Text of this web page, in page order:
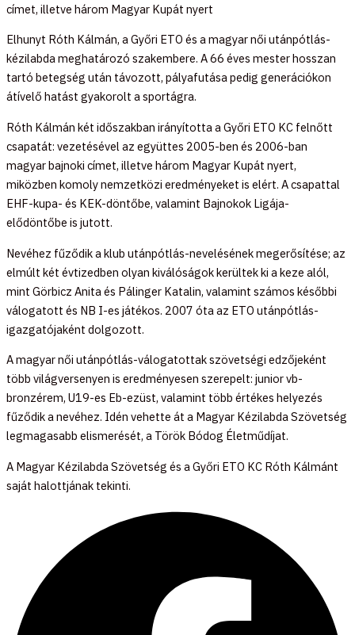
címet, illetve három Magyar Kupát nyert
Elhunyt Róth Kálmán, a Győri ETO és a magyar női utánpótlás-
kézilabda meghatározó szakembere. A 66 éves mester hosszan
tartó betegség után távozott, pályafutása pedig generációkon
átívelő hatást gyakorolt a sportágra.
Róth Kálmán két időszakban irányította a Győri ETO KC felnőtt
csapatát: vezetésével az együttes 2005-ben és 2006-ban
magyar bajnoki címet, illetve három Magyar Kupát nyert,
miközben komoly nemzetközi eredményeket is elért. A csapattal
EHF-kupa- és KEK-döntőbe, valamint Bajnokok Ligája-
elődöntőbe is jutott.
Nevéhez fűződik a klub utánpótlás-nevelésének megerősítése; az
elmúlt két évtizedben olyan kiválóságok kerültek ki a keze alól,
mint Görbicz Anita és Pálinger Katalin, valamint számos későbbi
válogatott és NB I-es játékos. 2007 óta az ETO utánpótlás-
igazgatójaként dolgozott.
A magyar női utánpótlás-válogatottak szövetségi edzőjeként
több világversenyen is eredményesen szerepelt: junior vb-
bronzérem, U19-es Eb-ezüst, valamint több értékes helyezés
fűződik a nevéhez. Idén vehette át a Magyar Kézilabda Szövetség
legmagasabb elismerését, a Török Bódog Életműdíjat.
A Magyar Kézilabda Szövetség és a Győri ETO KC Róth Kálmánt
saját halottjának tekinti.